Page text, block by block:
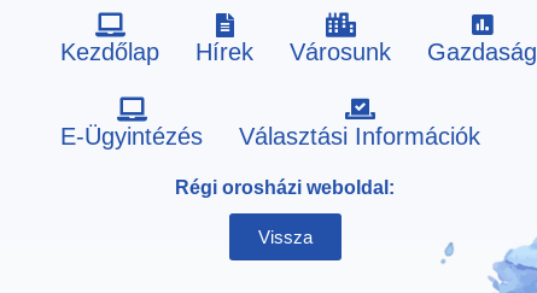
Kezdőlap Hírek Városunk Gazdaság
E-Ügyintézés Választási Információk
Régi orosházi weboldal:
Vissza